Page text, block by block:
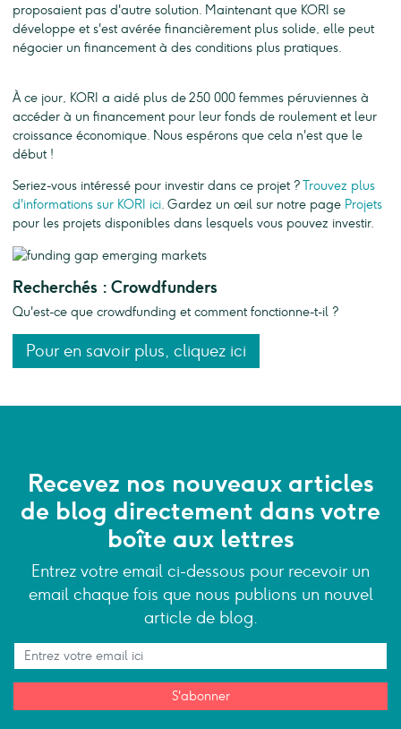
proposaient pas d'autre solution. Maintenant que KORI se
développe et s'est avérée financièrement plus solide, elle peut
négocier un financement à des conditions plus pratiques.
À ce jour, KORI a aidé plus de 250 000 femmes péruviennes à
accéder à un financement pour leur fonds de roulement et leur
croissance économique. Nous espérons que cela n'est que le
début !
Seriez-vous intéressé pour investir dans ce projet ?Trouvez plus
d'informations sur KORI ici. Gardez un œil sur notre page Projets
pour les projets disponibles dans lesquels vous pouvez investir.
Recherchés : Crowdfunders
Qu'est-ce que crowdfunding et comment fonctionne-t-il ?
Pour en savoir plus, cliquez ici
Recevez nos nouveaux articles
de blog directement dans votre
boîte aux lettres
Entrez votre email ci-dessous pour recevoir un
email chaque fois que nous publions un nouvel
article de blog.
S'abonner